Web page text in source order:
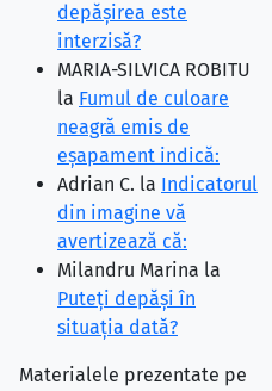
depăşirea este
interzisă?
MARIA-SILVICA ROBITU
la Fumul de culoare
neagră emis de
eşapament indică:
Adrian C. la Indicatorul
din imagine vă
avertizează că:
Milandru Marina la
Puteţi depăşi în
situaţia dată?
Materialele prezentate pe